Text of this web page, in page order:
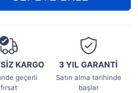
KARGO
geçerli
fırsat
3 YILGARANTİ
Satın alma tarihinde
başlar